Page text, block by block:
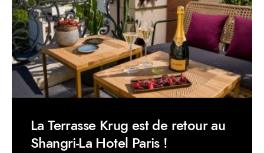
La Terrasse Krug est de retour au
Shangri-La Hotel Paris !